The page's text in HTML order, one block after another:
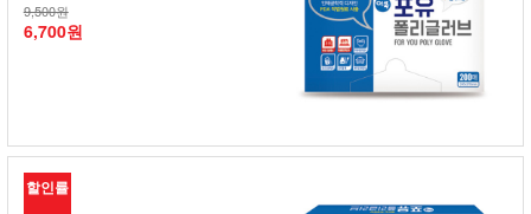
9,500원
6,700원
할인률